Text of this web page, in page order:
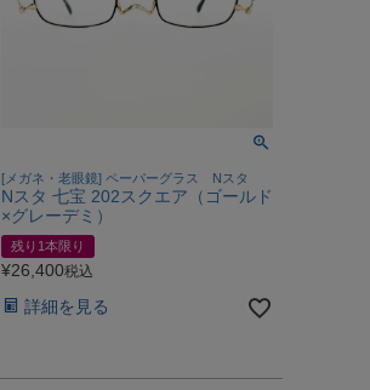
[メガネ・老眼鏡] ペーパーグラス Nスタ
Nスタ 七宝 202スクエア（ゴールド
×グレーデミ）
残り1本限り
¥26,400税込
詳細を見る